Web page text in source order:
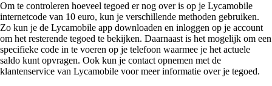
Om te controleren hoeveel tegoed er nog over is op je Lycamobile
internetcode van 10 euro, kun je verschillende methoden gebruiken.
Zo kun je de Lycamobile app downloaden en inloggen op je account
om het resterende tegoed te bekijken. Daarnaast is het mogelijk om een
specifieke code in te voeren op je telefoon waarmee je het actuele
saldo kunt opvragen. Ook kun je contact opnemen met de
klantenservice van Lycamobile voor meer informatie over je tegoed.